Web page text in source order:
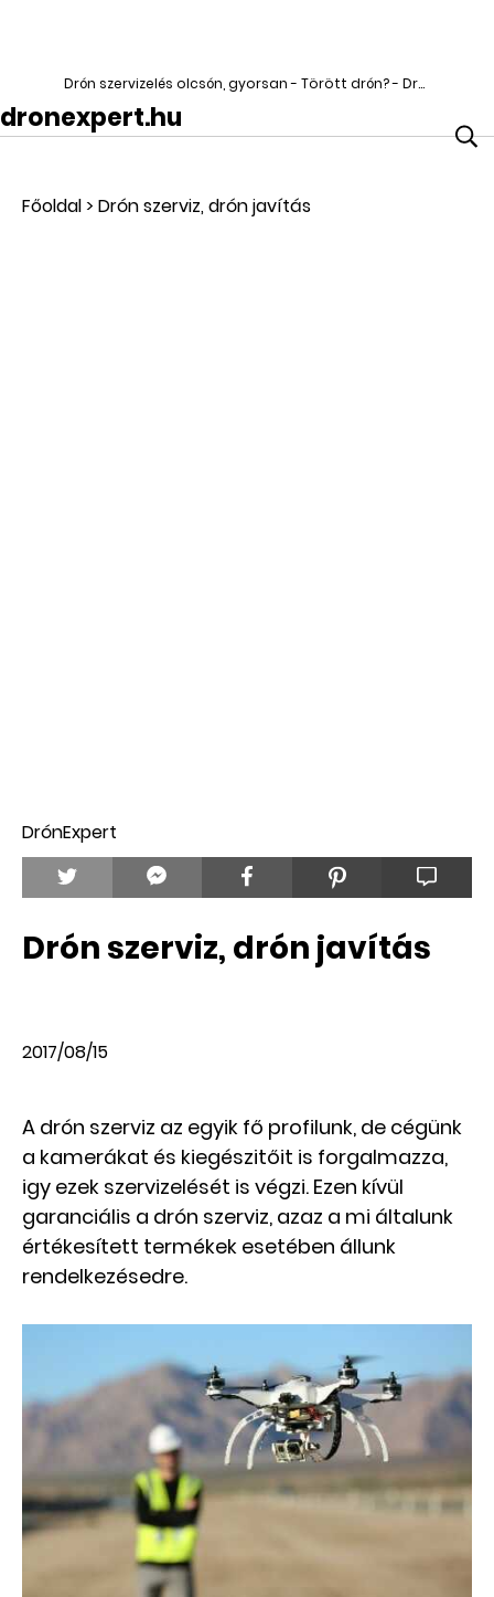
Drón szervizelés olcsón, gyorsan - Törött drón? - DronExpert
dronexpert.hu
Főoldal> Drón szerviz, drón javítás
DrónExpert
Drón szerviz, drón javítás
2017/08/15
A drón szerviz az egyik fő profilunk, de cégünk
a kamerákat és kiegészitőit is forgalmazza,
igy ezek szervizelését is végzi. Ezen kívül
garanciális a drón szerviz, azaz a mi általunk
értékesített termékek esetében állunk
rendelkezésedre.